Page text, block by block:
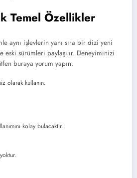
Temel Özellikler
aynı işlevlerin yanı sıra bir dizi yeni
eski sürümleri paylaşılır. Deneyiminizi
buraya yorum yapın.
olarak kullanın.
kolay bulacaktır.